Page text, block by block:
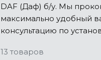
DAF (Даф) б/у. Мы
максимально удобный
консультацию по
13 товаров